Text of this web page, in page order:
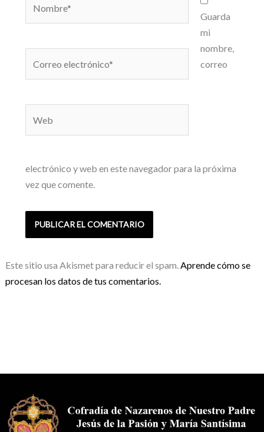
Guarda
mi
nombre,
correo
electrónico y web en este navegador para la próxima
vez que comente.
Este sitio usa Akismet para reducir el spam.Aprende cómo se
procesan los datos de tus comentarios.